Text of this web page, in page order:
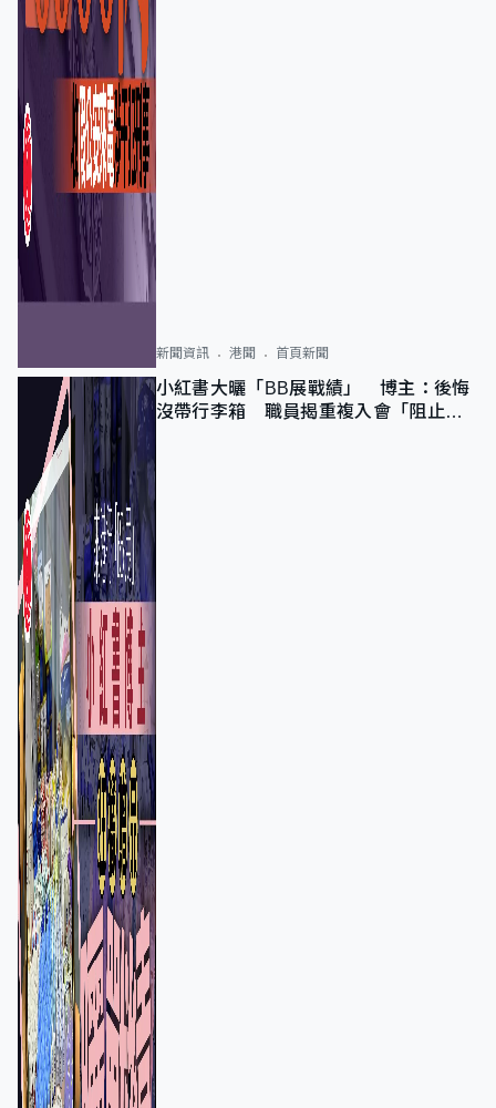
新聞資訊 港聞 首頁新聞
小紅書大曬「BB展戰績」 博主：後悔
沒帶行李箱 職員揭重複入會「阻止唔